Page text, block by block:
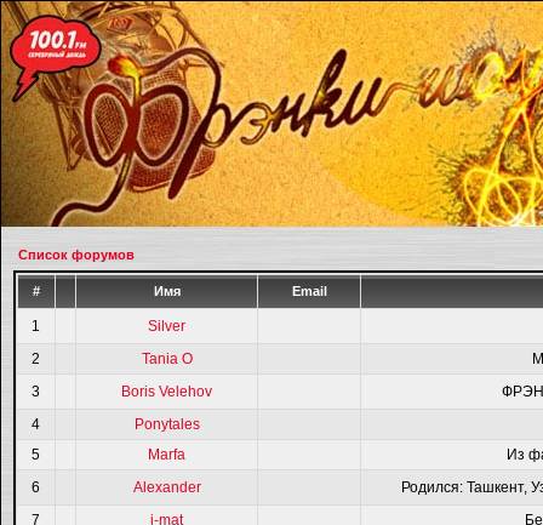
Список форумов
# Имя Email
1
Silver
2
Tania O
3
Boris Velehov
4
Ponytales
5
Marfa
Из
6
Alexander
Родился: Ташкент,
7
i-mat